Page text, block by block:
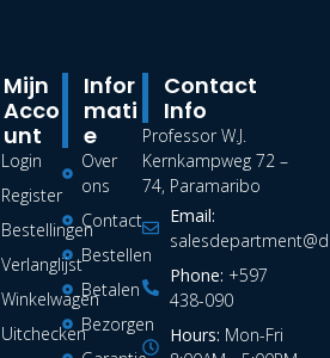
Infor
Mati
E
Over
ons
Contact
Bestellen
Betalen
Bezorgen
Mijn
Acco
Unt
Login
Register
Bestellingen
Verlanglijst
Winkelwagen
Uitchecken
Contact
Info
Professor W.J.
Kernkampweg 72 –
74, Paramaribo
Email:
Phone: +597
438-090
Hours: Mon-Fri